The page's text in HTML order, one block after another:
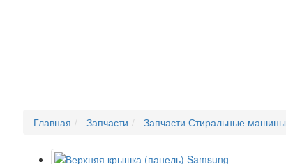
Главная Запчасти Запчасти Стиральные машины